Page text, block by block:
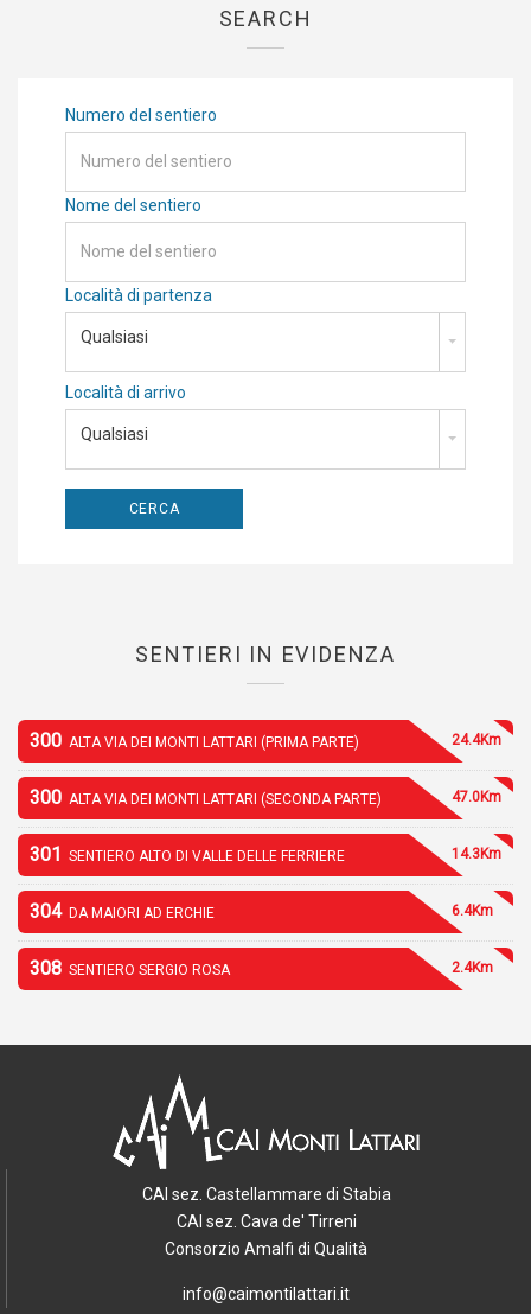
SEARCH
Numero del sentiero
Nome del sentiero
Località di partenza
Qualsiasi
Località di arrivo
Qualsiasi
SENTIERI IN EVIDENZA
300 ALTA VIA DEI MONTI LATTARI (PRIMA PARTE) 24.4Km
300 ALTA VIA DEI MONTI LATTARI (SECONDA PARTE) 47.0Km
301 SENTIERO ALTO DI VALLE DELLE FERRIERE 14.3Km
304 DA MAIORI AD ERCHIE 6.4Km
308 SENTIERO SERGIO ROSA 2.4Km
CAI sez. Castellammare di Stabia
CAI sez. Cava de' Tirreni
Consorzio Amalfi di Qualità
info@caimontilattari.it